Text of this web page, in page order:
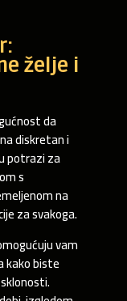
želje i
da
diskretan i
potrazi za
s
na
za svakoga.
vam
kako biste